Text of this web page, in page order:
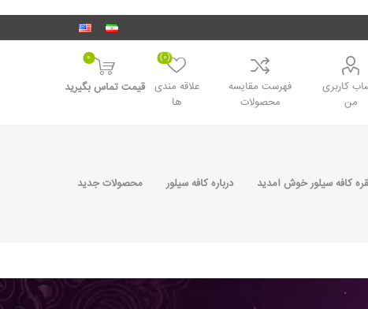
کاربری
من
فهرست مقایسه
محصولات
علاقه مندی
ها
(0)
0
قیمت تماس بگیرید
کافه سیلور خوش آمدید درباره کافه سیلور محصولات جدید